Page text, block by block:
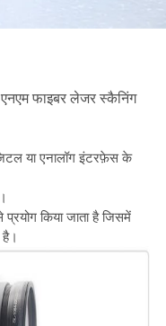
फाइबर लेजर स्कैनिंग
या एनालॉग इंटरफ़ेस के
किया जाता है जिसमें